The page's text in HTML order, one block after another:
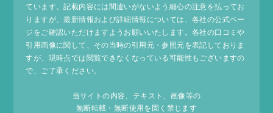
ています。記載内容には間違いがないよう細心の注意を払ってお
りますが、最新情報および詳細情報については、各社の公式ペー
ジをご確認いただけますようお願いいたします。各社の口コミや
引用画像に関して、その当時の引用元・参照元を表記しておりま
すが、現時点では閲覧できなくなっている可能性もございますの
で、ご了承ください。
当サイトの内容、テキスト、画像等の
無断転載・無断使用を固く禁じます